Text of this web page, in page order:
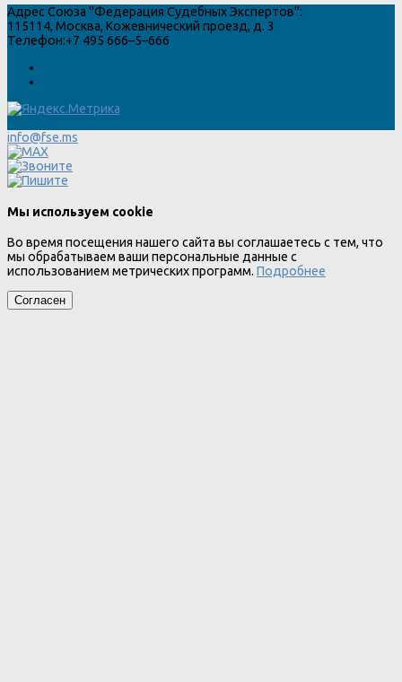
Адрес Союза "Федерация Судебных Экспертов":
115114, Москва, Кожевнический проезд, д. 3
Телефон:+7 495 666–5–666
info@fse.ms
Мы используем cookie
Во время посещения нашего сайта вы соглашаетесь с тем, что
мы обрабатываем ваши персональные данные с
использованием метрических программ. Подробнее
Согласен